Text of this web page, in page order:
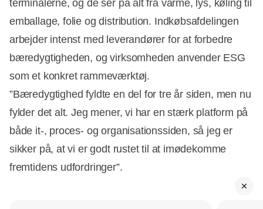
terminalerne, og de ser på alt fra varme, lys, køling til
emballage, folie og distribution. Indkøbsafdelingen
arbejder intenst med leverandører for at forbedre
bæredygtigheden, og virksomheden anvender ESG
som et konkret rammeværktøj.
”Bæredygtighed fyldte en del for tre år siden, men nu
fylder det alt. Jeg mener, vi har en stærk platform på
både it-, proces- og organisationssiden, så jeg er
sikker på, at vi er godt rustet til at imødekomme
fremtidens udfordringer”.